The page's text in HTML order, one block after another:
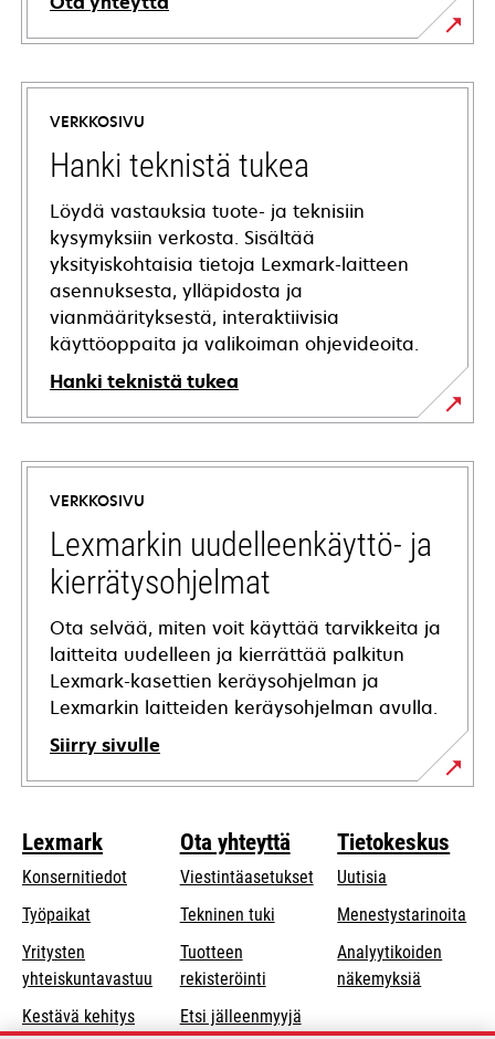
VERKKOSIVU
Hanki teknistä tukea
Löydä vastauksia tuote- ja teknisiin
kysymyksiin verkosta. Sisältää
yksityiskohtaisia tietoja Lexmark-laitteen
asennuksesta, ylläpidosta ja
vianmäärityksestä, interaktiivisia
käyttöoppaita ja valikoiman ohjevideoita.
Hanki teknistä tukea
opens
in
new
tab
VERKKOSIVU
Lexmarkin uudelleenkäyttö- ja
kierrätysohjelmat
Ota selvää, miten voit käyttää tarvikkeita ja
laitteita uudelleen ja kierrättää palkitun
Lexmark-kasettien keräysohjelman ja
Lexmarkin laitteiden keräysohjelman avulla.
Siirry sivulle
Lexmark
Konsernitiedot
Työpaikat
Yritysten
yhteiskuntavastuu opens
a
Kestävä kehitys
Ota yhteyttä
Viestintäasetukset
Tekninen tukiopens
tab
Tuotteen
rekisteröinti
Etsi jälleenmyyjä
Tietokeskus
Uutisia
Menestystarinoita
Analyytikoiden
näkemyksiä